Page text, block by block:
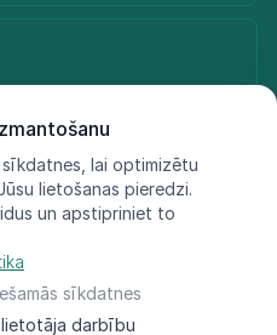
lai optimizētu
lietošanas pieredzi.
un apstipriniet to
sīkdatnes
darbību
ziņu
FOR SPECIES īstenotāju